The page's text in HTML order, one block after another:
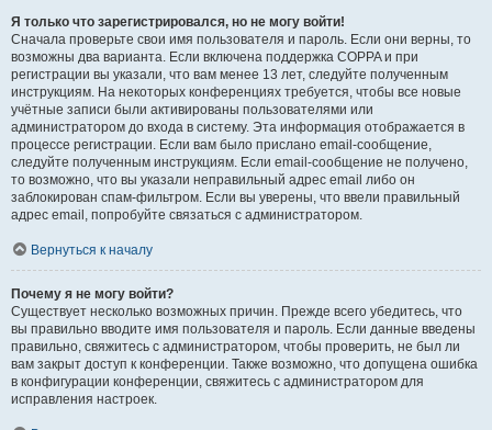
Я только что зарегистрировался, но не могу войти!
Сначала проверьте свои имя пользователя и пароль. Если они верны, то
возможны два варианта. Если включена поддержка COPPA и при
регистрации вы указали, что вам менее 13 лет, следуйте полученным
инструкциям. На некоторых конференциях требуется, чтобы все новые
учётные записи были активированы пользователями или
администратором до входа в систему. Эта информация отображается в
процессе регистрации. Если вам было прислано email-сообщение,
следуйте полученным инструкциям. Если email-сообщение не получено,
то возможно, что вы указали неправильный адрес email либо он
заблокирован спам-фильтром. Если вы уверены, что ввели правильный
адрес email, попробуйте связаться с администратором.
Вернуться к началу
Почему я не могу войти?
Существует несколько возможных причин. Прежде всего убедитесь, что
вы правильно вводите имя пользователя и пароль. Если данные введены
правильно, свяжитесь с администратором, чтобы проверить, не был ли
вам закрыт доступ к конференции. Также возможно, что допущена ошибка
в конфигурации конференции, свяжитесь с администратором для
исправления настроек.